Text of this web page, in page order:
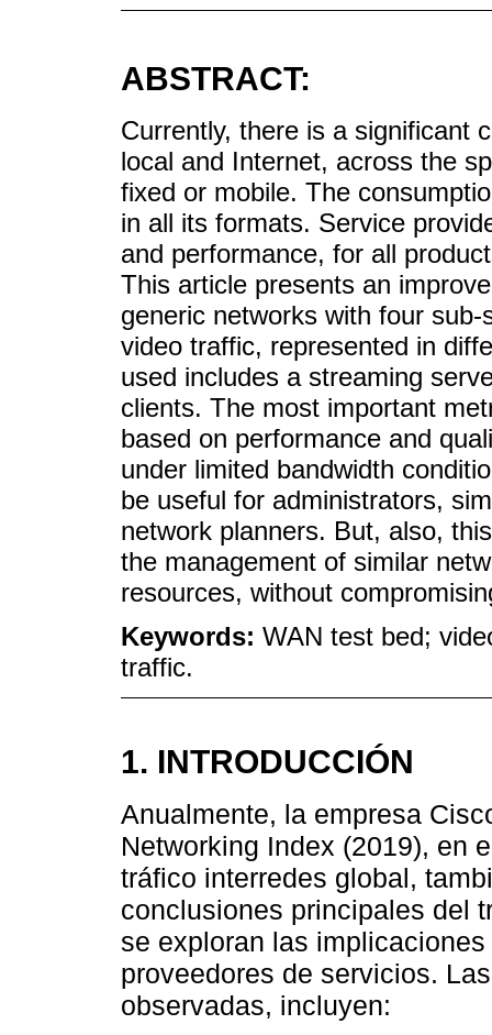
ABSTRACT:
Currently, there is a significant
local and Internet, across the
fixed or mobile. The
in all its formats. Service
and performance, for all
This article presents an
generic networks with four
video traffic, represented in
used includes a streaming
clients. The most important
based on performance and
under limited bandwidth
be useful for administrators,
network planners. But, also,
the management of similar
resources, without
Keywords: WAN test bed;
traffic.
1. INTRODUCCIÓN
Anualmente, la empresa
Networking Index (2019), en
tráfico interredes global,
conclusiones principales del
se exploran las
proveedores de servicios.
observadas, incluyen: